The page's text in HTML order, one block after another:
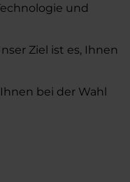
und
Ziel ist es, Ihnen
bei der Wahl